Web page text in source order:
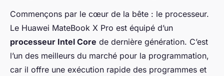
Commençons par le cœur de la bête : le processeur.
Le Huawei MateBook X Pro est équipé d’un
processeur Intel Core de dernière génération. C’est
l’un des meilleurs du marché pour la programmation,
car il offre une exécution rapide des programmes et